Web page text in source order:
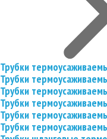
Трубки
Трубки
Трубки
Трубки
Трубки
Трубки